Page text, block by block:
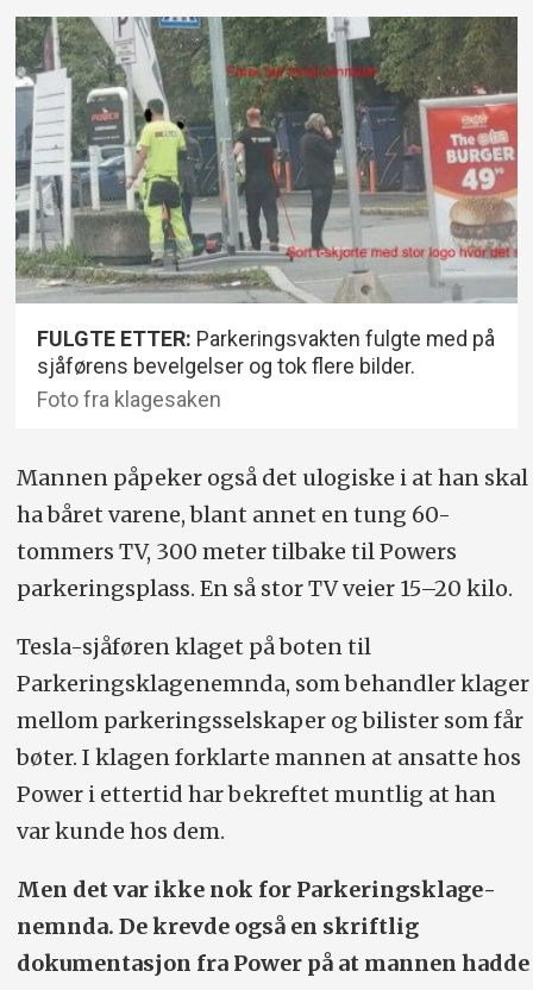
FULGTE ETTER: Parkeringsvakten fulgte med på
sjåførens bevelgelser og tok flere bilder.
Foto fra klagesaken
Mannen påpeker også det ulogiske i at han skal
ha båret varene, blant annet en tung 60-
tommers TV, 300 meter tilbake til Powers
parkeringsplass. En så stor TV veier 15–20 kilo.
Tesla-sjåføren klaget på boten til
Parkeringsklagenemnda, som behandler klager
mellom parkeringsselskaper og bilister som får
bøter. I klagen forklarte mannen at ansatte hos
Power i ettertid har bekreftet muntlig at han
var kunde hos dem.
Men det var ikke nok for Parkeringsklage­
nemnda. De krevde også en skriftlig
dokumentasjon fra Power på at mannen hadde